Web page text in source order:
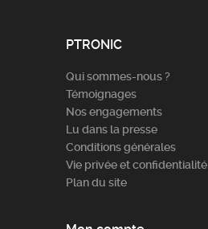
PTRONIC
Qui sommes-nous ?
Témoignages
Nos engagements
Lu dans la presse
Conditions générales
Vie privée et confidentialité
Plan du site